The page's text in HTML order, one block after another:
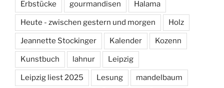
Erbstücke gourmandisen Halama
Heute - zwischen gestern und morgen Holz
Jeannette Stockinger Kalender Kozenn
Kunstbuch lahnur Leipzig
Leipzig liest 2025 Lesung mandelbaum